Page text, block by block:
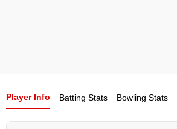
Player Info Batting Stats Bowling Stats